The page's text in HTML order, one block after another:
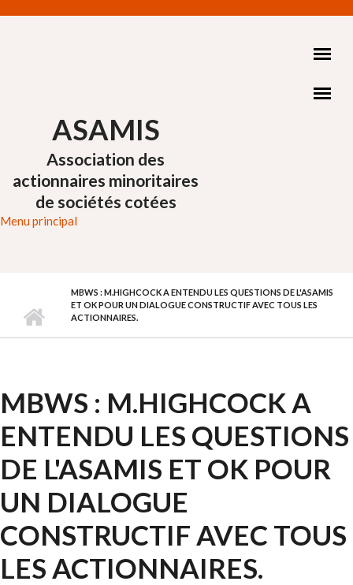
ASAMIS
Association des
actionnaires minoritaires
de sociétés cotées
Menu principal
MBWS : M.HIGHCOCK A ENTENDU LES QUESTIONS DE L'ASAMIS
ET OK POUR UN DIALOGUE CONSTRUCTIF AVEC TOUS LES
ACTIONNAIRES.
MBWS : M.HIGHCOCK A
ENTENDU LES QUESTIONS
DE L'ASAMIS ET OK POUR
UN DIALOGUE
CONSTRUCTIF AVEC TOUS
LES ACTIONNAIRES.